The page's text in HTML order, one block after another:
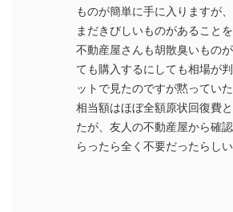
ものが簡単に手に入りますが
まだきびしいものがあること
不動産屋さんも胡散臭いもの
ても購入するにしても相場が
ットで見たのですが黙ってい
相当額はほぼ全額原状回復費
たが、友人の不動産屋から確
らったら全く不要だったらしい